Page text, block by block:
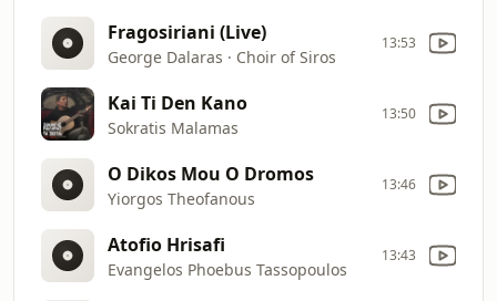
Fragosiriani (Live)
George Dalaras · Choir of Siros
13:53
Kai Ti Den Kano
Sokratis Malamas
13:50
O Dikos Mou O Dromos
Yiorgos Theofanous
13:46
Atofio Hrisafi
Evangelos Phoebus Tassopoulos
13:43